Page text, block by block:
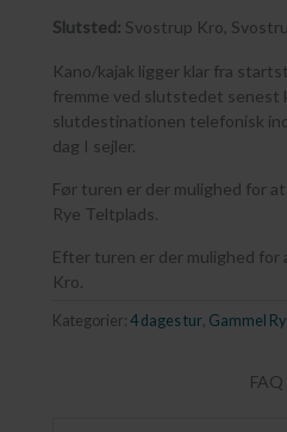
Slutsted: Svostrup Kro,
Kano/kajak ligger klar fra
fremme ved slutstedet senest
slutdestinationen telefonisk
dag I sejler.
Før turen er der mulighed for
Rye Teltplads.
Efter turen er der mulighed
Kro.
Kategorier: 4 dages tur Gammel
FAQ